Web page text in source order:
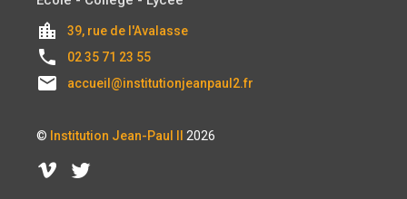
location_city 39, rue de l'Avalasse
local_phone 02 35 71 23 55
email accueil@institutionjeanpaul2.fr
© Institution Jean-Paul II 2026